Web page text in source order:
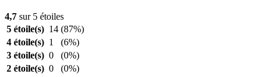
4,7 sur 5 étoiles
5 étoile(s) 14 (87%)
4 étoile(s) 1
(6%)
3 étoile(s) 0
(0%)
2 étoile(s) 0
(0%)